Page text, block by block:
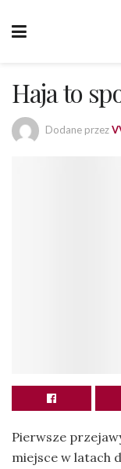
Haja to
Dodane przez
Pierwsze
miejsce w latach